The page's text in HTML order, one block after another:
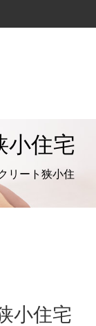
小住宅
リート狭小住
小住宅